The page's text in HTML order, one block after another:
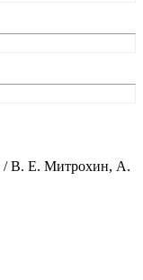
/ В. Е. Митрохин, А.